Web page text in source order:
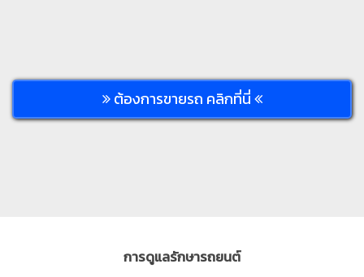
ต้องการขายรถ คลิกที่นี่
การดูแลรักษารถยนต์